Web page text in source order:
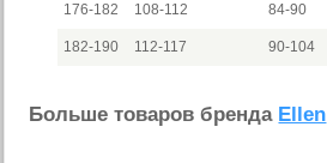
176-182 108-112 84-90
182-190 112-117 90-104
Больше товаров бренда Ellen